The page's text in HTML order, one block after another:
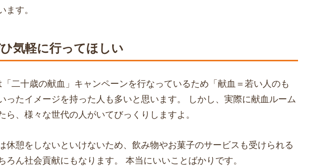
ます。
気軽に行ってほしい
「二十歳の献血」キャンペーンを行なっているため「献血＝若い人のも
ったイメージを持った人も多いと思います。 しかし、実際に献血ルーム
ら、様々な世代の人がいてびっくりしますよ。
休憩をしないといけないため、飲み物やお菓子のサービスも受けられる
ろん社会貢献にもなります。 本当にいいことばかりです。